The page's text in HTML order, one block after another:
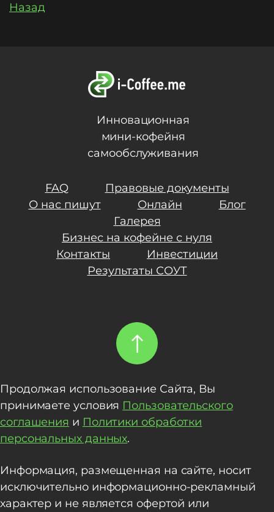
Назад
Инновационная
мини-кофейня
самообслуживания
FAQ
Правовые документы
О нас пишут
Онлайн
Блог
Галерея
Бизнес на кофейне с нуля
Контакты
Инвестиции
Результаты СОУТ
Продолжая использование Сайта, Вы
принимаете условия Пользовательского
соглашения и Политики обработки
персональных данных.
Информация, размещенная на сайте, носит
исключительно информационно-рекламный
характер и не является офертой или